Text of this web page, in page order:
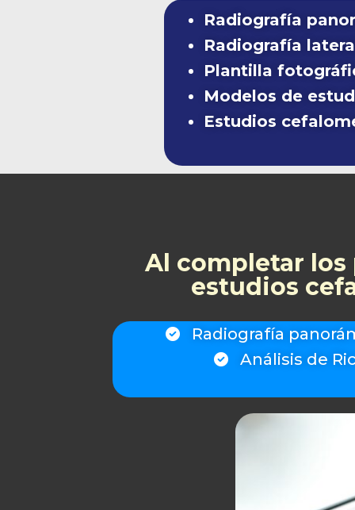
Radiografía
Radiografía
Plantilla
Modelos de
Estudios
Al completar los
estudios
Radiografía
Análisis de